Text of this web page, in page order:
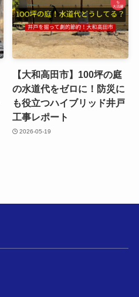
【大和高田市】100坪の庭
の水道代をゼロに！防災に
も役立つハイブリッド井戸
工事レポート
2026-05-19